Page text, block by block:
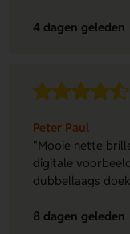
4 dagen geleden
Peter Paul
"Mooie nette
digitale
dubbellaags
8 dagen geleden